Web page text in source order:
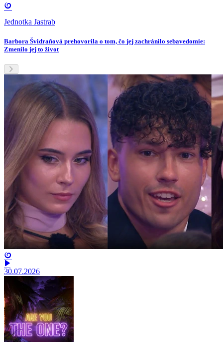
Jednotka Jastrab
Barbora Švidraňová prehovorila o tom, čo jej zachránilo sebavedomie:
Zmenilo jej to život
30.07.2026